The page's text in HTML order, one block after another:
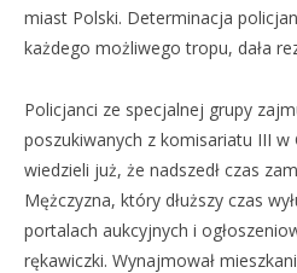
miast Polski. Determinacja
każdego możliwego tropu, dała
Policjanci ze specjalnej grupy
poszukiwanych z komisariatu III w
wiedzieli już, że nadszedł czas
Mężczyzna, który dłuższy czas
portalach aukcyjnych i
rękawiczki. Wynajmował